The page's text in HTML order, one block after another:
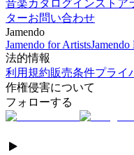
音楽カタログインストア
ターお問い合わせ
Jamendo
Jamendo for ArtistsJamendo
法的情報
利用規約販売条件プライ
作権侵害について
フォローする